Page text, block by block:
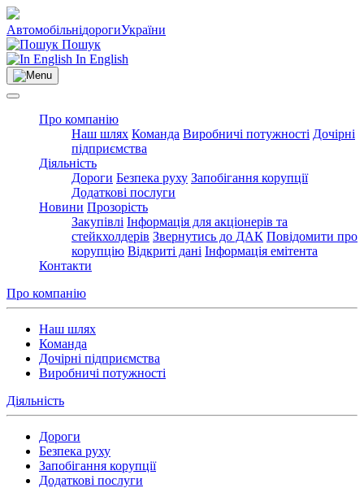
АвтомобільнідорогиУкраїни
Пошук
In English
Про компанію
Наш шлях Команда Виробничі потужності Дочірні
підприємства
Діяльність
Дороги Безпека руху Запобігання корупції
Додаткові послуги
Новини Прозорість
Закупівлі Інформація для акціонерів та
стейкхолдерів Звернутись до ДАК Повідомити про
корупцію Відкриті дані Інформація емітента
Контакти
Про компанію
Наш шлях
Команда
Дочірні підприємства
Виробничі потужності
Діяльність
Дороги
Безпека руху
Запобігання корупції
Додаткові послуги